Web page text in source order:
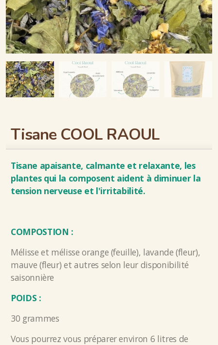
Tisane COOL RAOUL
Tisane apaisante, calmante et relaxante, les
plantes qui la composent aident à diminuer la
tension nerveuse et l'irritabilité.
COMPOSTION :
Mélisse et mélisse orange (feuille), lavande (fleur),
mauve (fleur) et autres selon leur disponibilité
saisonnière
POIDS :
30 grammes
Vous pourrez vous préparer environ 6 litres de
Nos salles
Infos pratiques
Nos animations
Les options
Nous contacter